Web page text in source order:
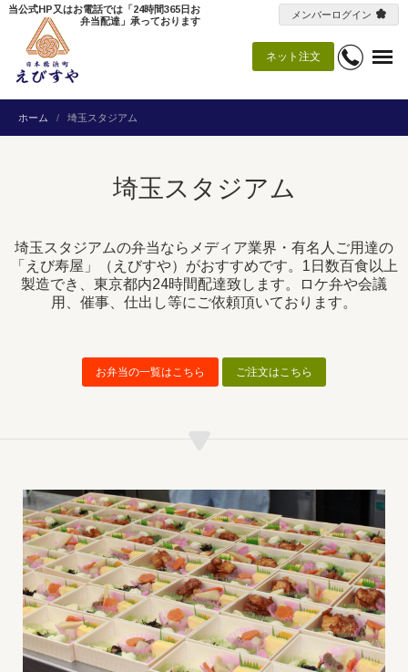
ネット注文
当公式HP又はお電話では「24時間365日お
弁当配達」承っております
メンバーログイン
ホーム 埼玉スタジアム
埼玉スタジアム
埼玉スタジアムの弁当ならメディア業界・有名人ご用達の
「えび寿屋」（えびすや）がおすすめです。1日数百食以上
製造でき、東京都内24時間配達致します。ロケ弁や会議
用、催事、仕出し等にご依頼頂いております。
お弁当の一覧はこちら ご注文はこちら